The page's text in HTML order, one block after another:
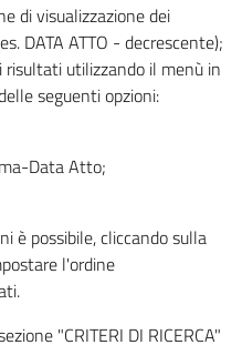
di visualizzazione dei
DATA ATTO - decrescente);
risultati utilizzando il menù in
seguenti opzioni:
Data Atto;
è possibile, cliccando sulla
l'ordine
"CRITERI DI RICERCA"